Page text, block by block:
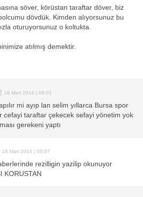
söver, körüstan taraftar döver, biz
dövdük. Kimden alıyorsunuz bu
oturuyorsunuz o koltukta.
atılmış demektir.
| 18 Mart 2014 | 09:01
mi ayıp lan selim yıllarca Bursa spor
cefayi taraftar çekecek sefayi yönetim yok
gerekeni yaptı
18 Mart 2014 | 08:57
rezilligin yazilip okunuyor
KORUSTAN